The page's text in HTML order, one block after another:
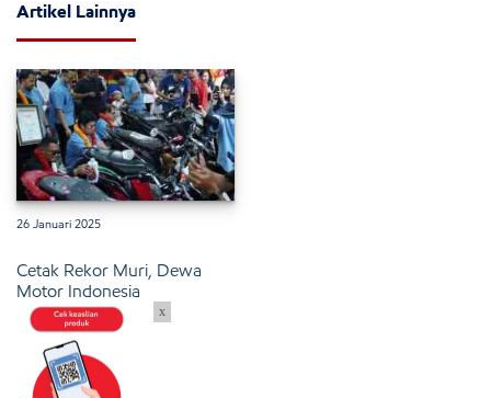
Artikel Lainnya
26 Januari 2025
Cetak Rekor Muri, Dewa
Motor Indonesia
x